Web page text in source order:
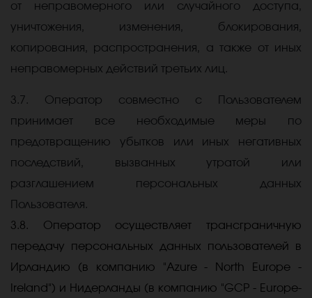
от неправомерного или случайного доступа,
уничтожения, изменения, блокирования,
копирования, распространения, а также от иных
неправомерных действий третьих лиц.
3.7. Оператор совместно с Пользователем
принимает все необходимые меры по
предотвращению убытков или иных негативных
последствий, вызванных утратой или
разглашением персональных данных
Пользователя.
3.8. Оператор осуществляет трансграничную
передачу персональных данных пользователей в
Ирландию (в компанию "Azure - North Europe -
Ireland") и Нидерланды (в компанию "GCP - Europe-